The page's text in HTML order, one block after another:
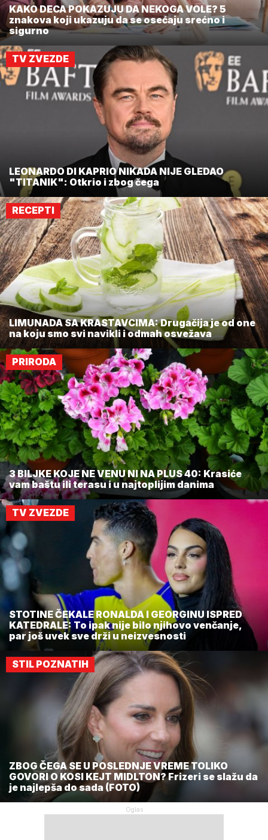
KAKO DECA POKAZUJU DA NEKOGA VOLE? 5
znakova koji ukazuju da se osećaju srećno i
sigurno
TV ZVEZDE
LEONARDO DI KAPRIO NIKADA NIJE GLEDAO
"TITANIK": Otkrio i zbog čega
RECEPTI
LIMUNADA SA KRASTAVCIMA: Drugačija je od one
na koju smo svi navikli i odmah osvežava
PRIRODA
3 BILJKE KOJE NE VENU NI NA PLUS 40: Krasiće
vam baštu ili terasu i u najtoplijim danima
TV ZVEZDE
STOTINE ČEKALE RONALDA I GEORGINU ISPRED
KATEDRALE: To ipak nije bilo njihovo venčanje,
par još uvek sve drži u neizvesnosti
STIL POZNATIH
ZBOG ČEGA SE U POSLEDNJE VREME TOLIKO
GOVORI O KOSI KEJT MIDLTON? Frizeri se slažu da
je najlepša do sada (FOTO)